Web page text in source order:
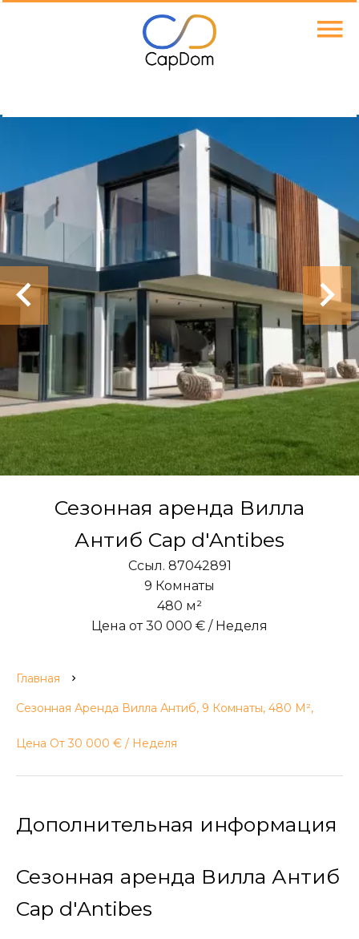
Сезонная аренда Вилла
Антиб Cap d'Antibes
Ссыл. 87042891
9 Комнаты
480 м²
Цена от 30 000 € / Неделя
Главная
Сезонная Аренда Вилла Антиб, 9 Комнаты, 480 М²,
Цена От 30 000 € / Неделя
Дополнительная информация
Сезонная аренда Вилла Антиб
Cap d'Antibes